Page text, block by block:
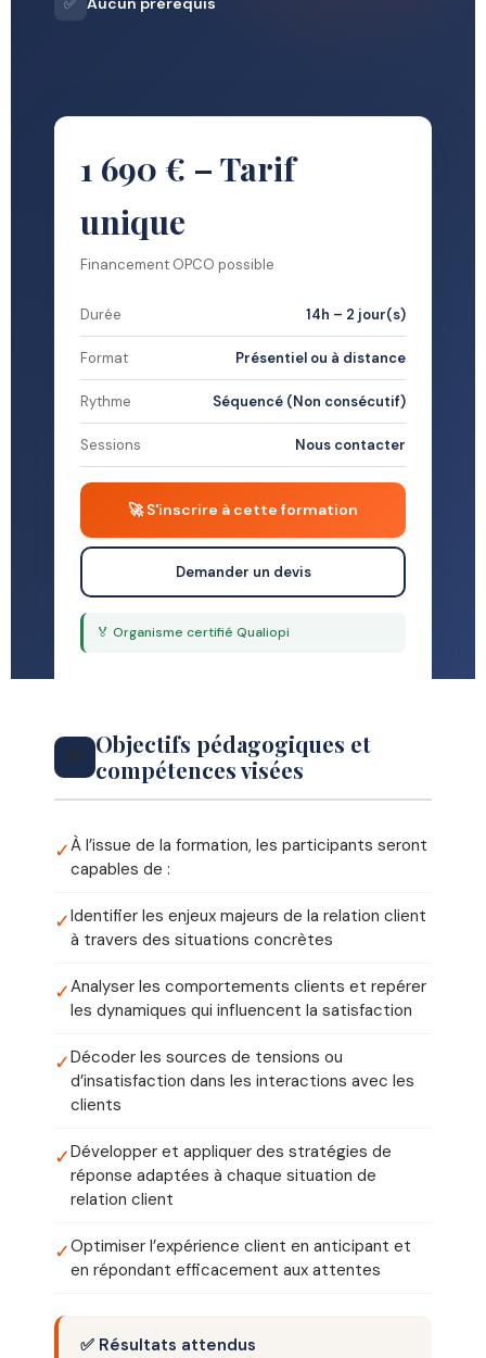
1 690 € – Tarif
unique
Financement OPCO possible
Durée 14h – 2 jour(s)
Format Présentiel ou à distance
Rythme Séquencé (Non consécutif)
Sessions Nous contacter
🚀 S'inscrire à cette formation
Demander un devis
🏅 Organisme certifié Qualiopi
🎯
Objectifs pédagogiques et
compétences visées
✓À l’issue de la formation, les participants seront
capables de :
✓Identifier les enjeux majeurs de la relation client
à travers des situations concrètes
✓Analyser les comportements clients et repérer
les dynamiques qui influencent la satisfaction
✓Décoder les sources de tensions ou
d’insatisfaction dans les interactions avec les
clients
✓Développer et appliquer des stratégies de
réponse adaptées à chaque situation de
relation client
✓Optimiser l’expérience client en anticipant et
en répondant efficacement aux attentes
✅ Résultats attendus